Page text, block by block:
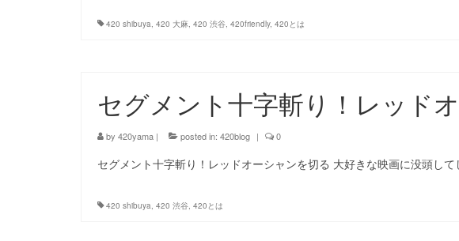
420 shibuya, 420 大麻, 420 渋谷, 420friendly, 420とは
セグメント十字斬り！レッド
by 420yama | posted in: 420blog | 0
セグメント十字斬り！レッドオーシャンを切る 大好きな映画に没頭し
420 shibuya, 420 渋谷, 420とは